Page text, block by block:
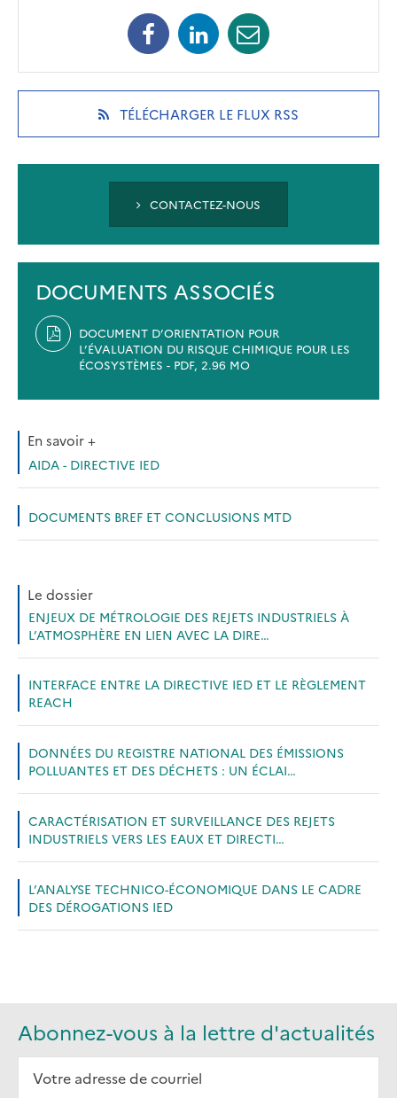
Facebook
(opens
a
new
tab)
Linkedin
(opens
a
new
tab)
Mail
(opens
a
new
tab)
TÉLÉCHARGER LE FLUX RSS(OPENS
NEW
CONTACTEZ-NOUS
DOCUMENTS ASSOCIÉS
DOCUMENT D’ORIENTATION POUR
L’ÉVALUATION DU RISQUE CHIMIQUE POUR LES
ÉCOSYSTÈMES - PDF, 2.96 MO
En savoir +
AIDA - DIRECTIVE IED
DOCUMENTS BREF ET CONCLUSIONS MTD
Le dossier
ENJEUX DE MÉTROLOGIE DES REJETS INDUSTRIELS À
L’ATMOSPHÈRE EN LIEN AVEC LA DIRE…
INTERFACE ENTRE LA DIRECTIVE IED ET LE RÈGLEMENT
REACH
DONNÉES DU REGISTRE NATIONAL DES ÉMISSIONS
POLLUANTES ET DES DÉCHETS : UN ÉCLAI…
CARACTÉRISATION ET SURVEILLANCE DES REJETS
INDUSTRIELS VERS LES EAUX ET DIRECTI…
L’ANALYSE TECHNICO-ÉCONOMIQUE DANS LE CADRE
DES DÉROGATIONS IED
Abonnez-vous à la lettre d'actualités